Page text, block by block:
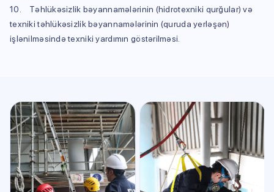
10. Təhlükəsizlik bəyannamələrinin (hidrotexniki qurğular) və
texniki təhlükəsizlik bəyannamələrinin (quruda yerləşən)
işlənilməsində texniki yardımın göstərilməsi.